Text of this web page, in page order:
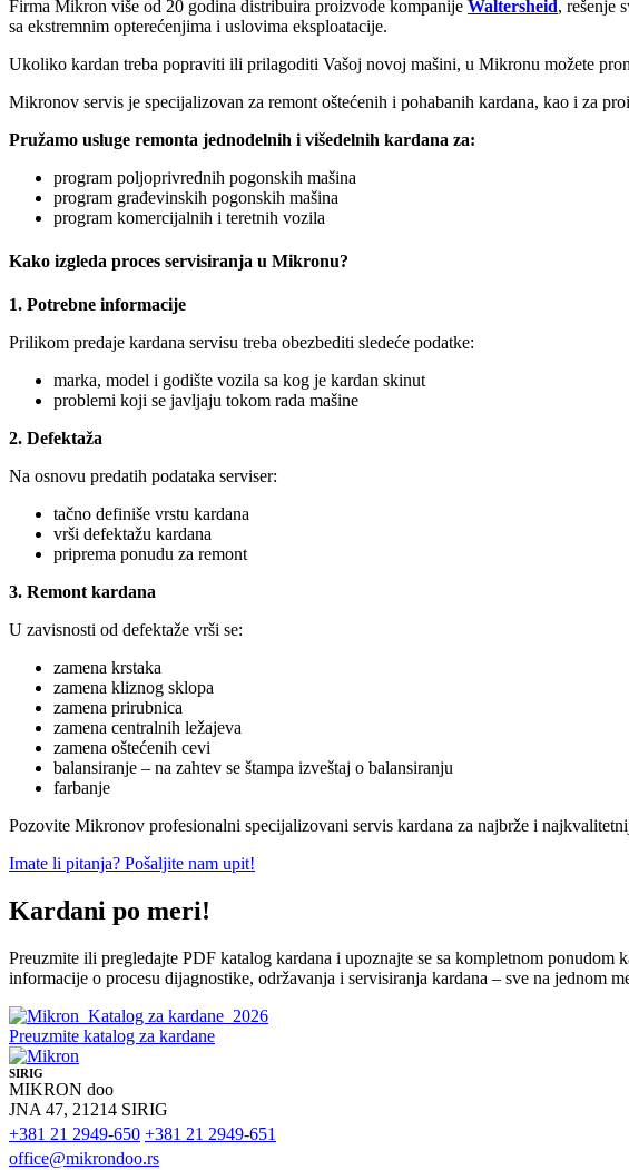
Firma Mikron više od 20 godina distribuira proizvode kompanije Waltersheid, rešenje
sa ekstremnim opterećenjima i uslovima eksploatacije.
Ukoliko kardan treba popraviti ili prilagoditi Vašoj novoj mašini, u Mikronu možete
Mikronov servis je specijalizovan za remont oštećenih i pohabanih kardana, kao i za
Pružamo usluge remonta jednodelnih i višedelnih kardana za:
program poljoprivrednih pogonskih mašina
program građevinskih pogonskih mašina
program komercijalnih i teretnih vozila
Kako izgleda proces servisiranja u Mikronu?
1. Potrebne informacije
Prilikom predaje kardana servisu treba obezbediti sledeće podatke:
marka, model i godište vozila sa kog je kardan skinut
problemi koji se javljaju tokom rada mašine
2. Defektaža
Na osnovu predatih podataka serviser:
tačno definiše vrstu kardana
vrši defektažu kardana
priprema ponudu za remont
3. Remont kardana
U zavisnosti od defektaže vrši se:
zamena krstaka
zamena kliznog sklopa
zamena prirubnica
zamena centralnih ležajeva
zamena oštećenih cevi
balansiranje – na zahtev se štampa izveštaj o balansiranju
farbanje
Pozovite Mikronov profesionalni specijalizovani servis kardana za najbrže i
Imate li pitanja? Pošaljite nam upit!
Kardani po meri!
Preuzmite ili pregledajte PDF katalog kardana i upoznajte se sa kompletnom
informacije o procesu dijagnostike, održavanja i servisiranja kardana – sve na jednom
Preuzmite katalog za kardane
SIRIG
MIKRON doo
JNA 47, 21214 SIRIG
+381 21 2949-650 +381 21 2949-651
office@mikrondoo.rs